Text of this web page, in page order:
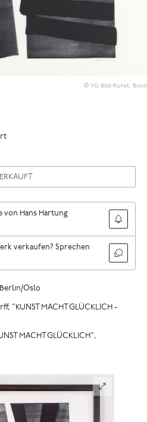
© VG Bild-Kunst, Bonn
von Hans Hartung
verkaufen? Sprechen
Oslo
"KUNST MACHT GLÜCKLICH -
MACHT GLÜCKLICH",